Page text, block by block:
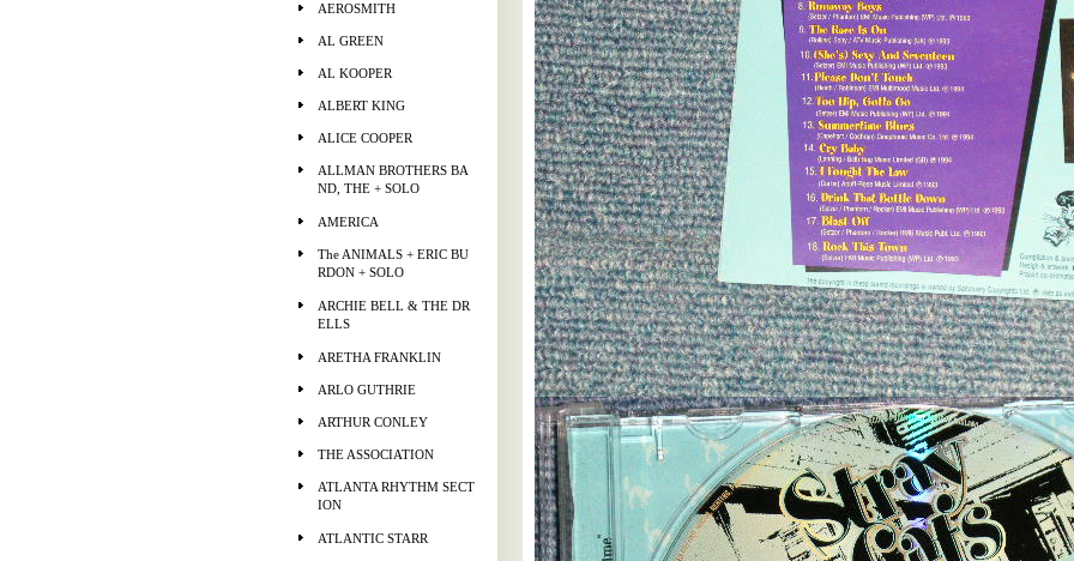
AEROSMITH
AL GREEN
AL KOOPER
ALBERT KING
ALICE COOPER
ALLMAN BROTHERS BA
ND, THE + SOLO
AMERICA
The ANIMALS + ERIC BU
RDON + SOLO
ARCHIE BELL & THE DR
ELLS
ARETHA FRANKLIN
ARLO GUTHRIE
ARTHUR CONLEY
THE ASSOCIATION
ATLANTA RHYTHM SECT
ION
ATLANTIC STARR